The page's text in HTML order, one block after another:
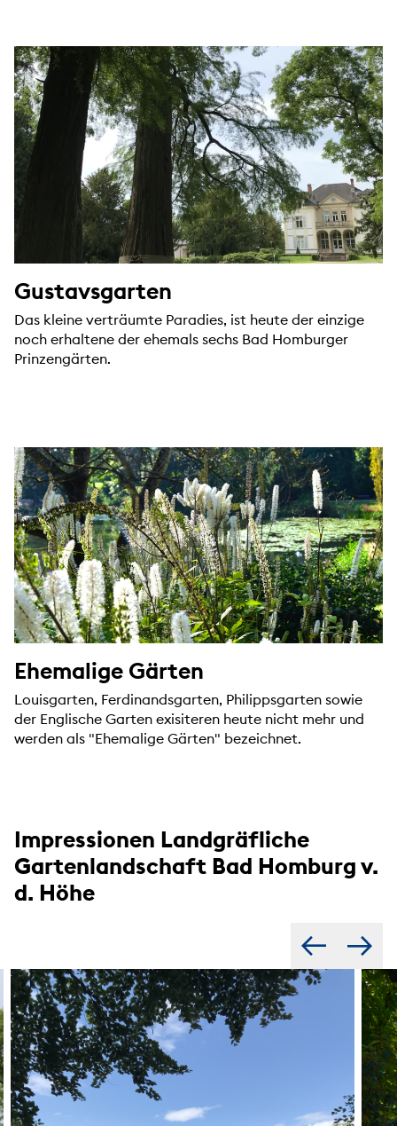
Gustavsgarten
Das kleine verträumte Paradies, ist heute der einzige
noch erhaltene der ehemals sechs Bad Homburger
Prinzengärten.
Ehemalige Gärten
Louisgarten, Ferdinandsgarten, Philippsgarten sowie
der Englische Garten exisiteren heute nicht mehr und
werden als "Ehemalige Gärten" bezeichnet.
Impressionen Landgräfliche
Gartenlandschaft Bad Homburg v.
d. Höhe